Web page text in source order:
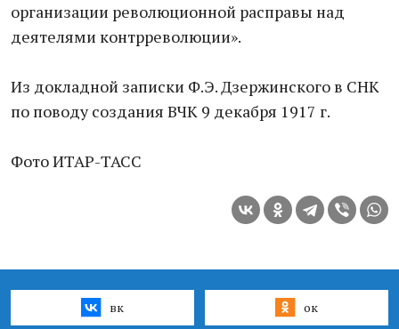
организации революционной расправы над
деятелями контрреволюции».
Из докладной записки Ф.Э. Дзержинского в СНК
по поводу создания ВЧК 9 декабря 1917 г.
Фото ИТАР-ТАСС
вк ок